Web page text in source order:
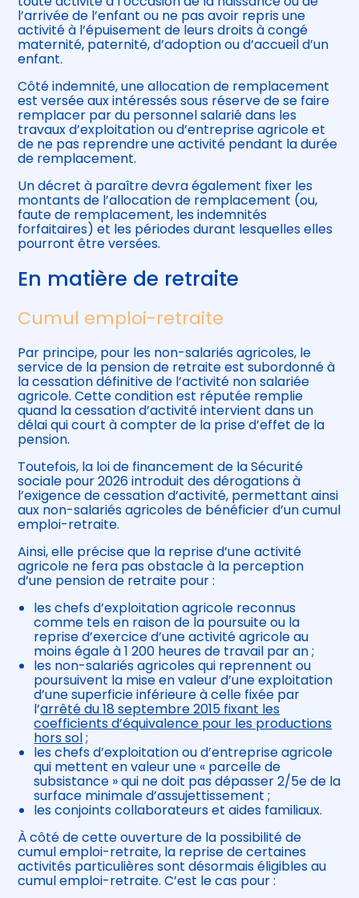
l’arrivée de l’enfant ou ne pas avoir repris une
activité à l’épuisement de leurs droits à congé
maternité, paternité, d’adoption ou d’accueil d’un
enfant.
Côté indemnité, une allocation de remplacement
est versée aux intéressés sous réserve de se faire
remplacer par du personnel salarié dans les
travaux d’exploitation ou d’entreprise agricole et
de ne pas reprendre une activité pendant la durée
de remplacement.
Un décret à paraître devra également fixer les
montants de l’allocation de remplacement (ou,
faute de remplacement, les indemnités
forfaitaires) et les périodes durant lesquelles elles
pourront être versées.
En matière de retraite
Cumul emploi-retraite
Par principe, pour les non-salariés agricoles, le
service de la pension de retraite est subordonné à
la cessation définitive de l’activité non salariée
agricole. Cette condition est réputée remplie
quand la cessation d’activité intervient dans un
délai qui court à compter de la prise d’effet de la
pension.
Toutefois, la loi de financement de la Sécurité
sociale pour 2026 introduit des dérogations à
l’exigence de cessation d’activité, permettant ainsi
aux non-salariés agricoles de bénéficier d’un cumul
emploi-retraite.
Ainsi, elle précise que la reprise d’une activité
agricole ne fera pas obstacle à la perception
d’une pension de retraite pour :
les chefs d’exploitation agricole reconnus
comme tels en raison de la poursuite ou la
reprise d’exercice d’une activité agricole au
moins égale à 1 200 heures de travail par an ;
les non-salariés agricoles qui reprennent ou
poursuivent la mise en valeur d’une exploitation
d’une superficie inférieure à celle fixée par
l’arrêté du 18 septembre 2015 fixant les
coefficients d’équivalence pour les productions
hors sol;
les chefs d’exploitation ou d’entreprise agricole
qui mettent en valeur une « parcelle de
subsistance » qui ne doit pas dépasser 2/5e de la
surface minimale d’assujettissement ;
les conjoints collaborateurs et aides familiaux.
À côté de cette ouverture de la possibilité de
cumul emploi-retraite, la reprise de certaines
activités particulières sont désormais éligibles au
cumul emploi-retraite. C’est le cas pour :